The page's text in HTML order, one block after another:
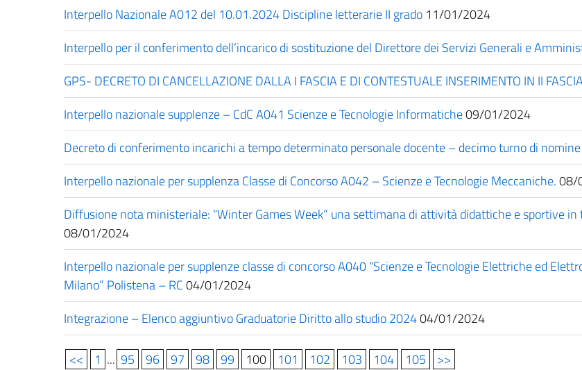
Interpello Nazionale A012 del 10.01.2024 Discipline letterarie II grado 11/01/2024
Interpello per il conferimento dell’incarico di sostituzione del Direttore dei Servizi Generali e
GPS- DECRETO DI CANCELLAZIONE DALLA I FASCIA E DI CONTESTUALE INSERIMENTO IN II
Interpello nazionale supplenze – CdC A041 Scienze e Tecnologie Informatiche09/01/2024
Decreto di conferimento incarichi a tempo determinato personale docente – decimo turno di nomine
Interpello nazionale per supplenza Classe di Concorso A042 – Scienze e Tecnologie Meccaniche.08/
Diffusione nota ministeriale: “Winter Games Week” una settimana di attività didattiche e sportive
08/01/2024
Interpello nazionale per supplenze classe di concorso A040 “Scienze e Tecnologie Elettriche ed
Milano” Polistena – RC04/01/2024
Integrazione – Elenco aggiuntivo Graduatorie Diritto allo studio 202404/01/2024
<< 1 ... 95 96 97 98 99 100 101 102 103 104 105 >>